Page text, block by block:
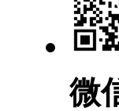
微